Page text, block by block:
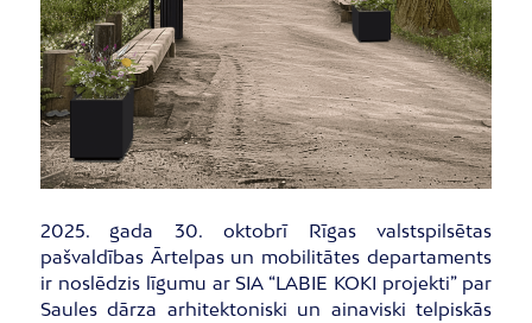
2025. gada 30. oktobrī Rīgas valstspilsētas
pašvaldības Ārtelpas un mobilitātes departaments
ir noslēdzis līgumu ar SIA “LABIE KOKI projekti” par
Saules dārza arhitektoniski un ainaviski telpiskās